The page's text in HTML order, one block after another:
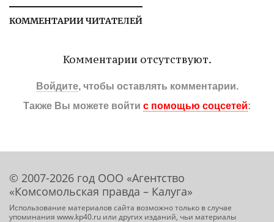
КОММЕНТАРИИ ЧИТАТЕЛЕЙ
Комментарии отсутствуют.
Войдите, чтобы оставлять комментарии.
Также Вы можете войти с помощью соцсетей:
© 2007-2026 год ООО «Агентство
«Комсомольская правда – Калуга»
Использование материалов сайта возможно только в случае
упоминания www.kp40.ru или других изданий, чьи материалы